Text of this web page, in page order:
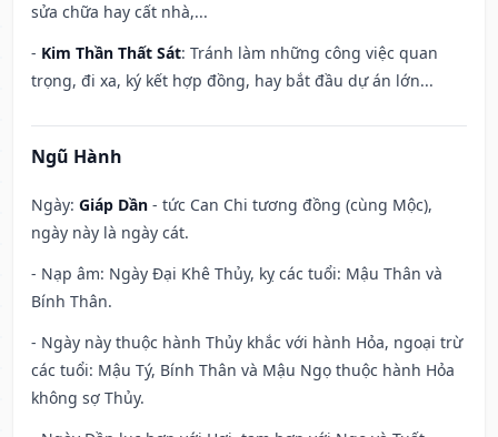
sửa chữa hay cất nhà,...
- Kim Thần Thất Sát: Tránh làm những công việc quan
trọng, đi xa, ký kết hợp đồng, hay bắt đầu dự án lớn...
Ngũ Hành
Ngày: Giáp Dần - tức Can Chi tương đồng (cùng Mộc),
ngày này là ngày cát.
- Nạp âm: Ngày Đại Khê Thủy, kỵ các tuổi: Mậu Thân và
Bính Thân.
- Ngày này thuộc hành Thủy khắc với hành Hỏa, ngoại trừ
các tuổi: Mậu Tý, Bính Thân và Mậu Ngọ thuộc hành Hỏa
không sợ Thủy.